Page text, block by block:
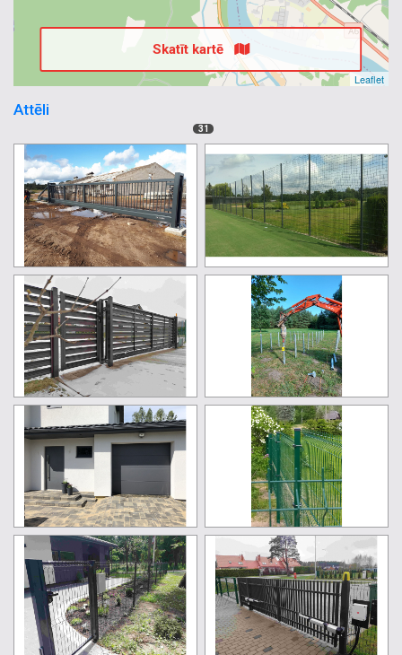
Leaflet
Skatīt kartē
Attēli
31